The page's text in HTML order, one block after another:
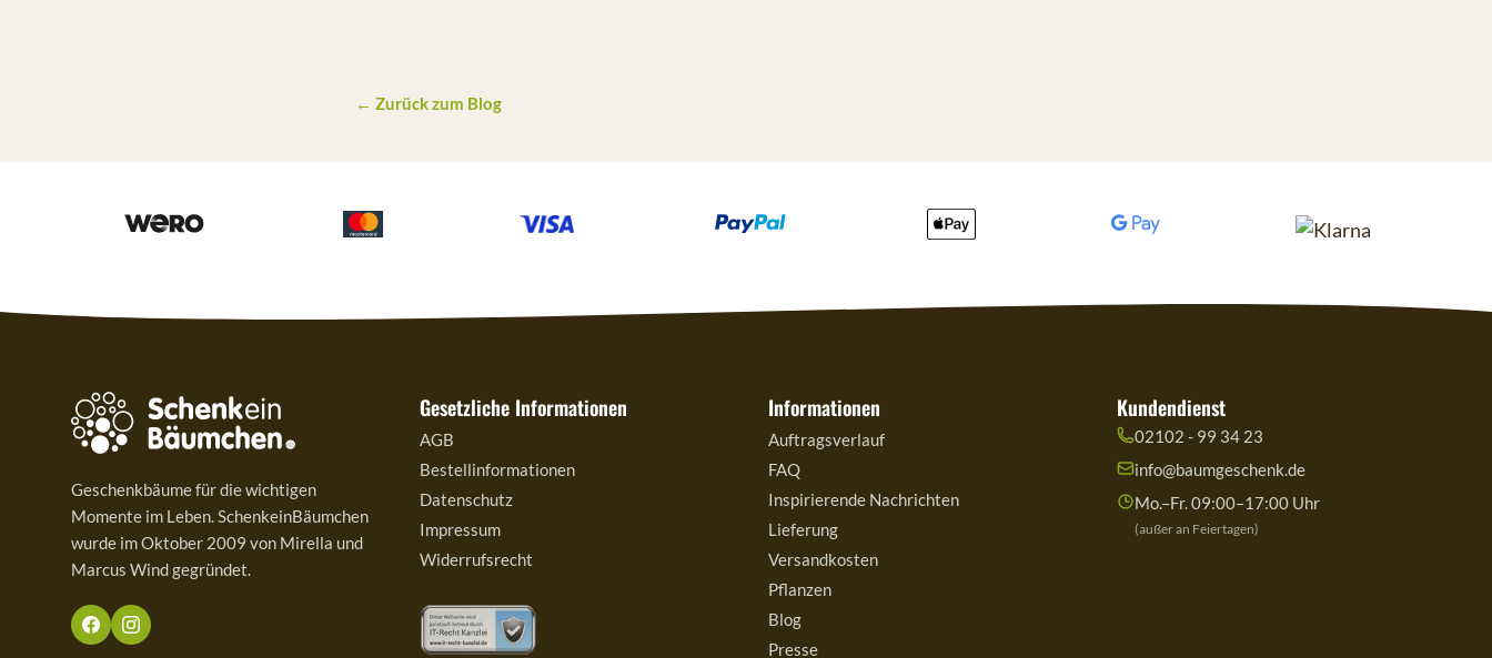
← Zurück zum Blog
Geschenkbäume für die wichtigen
Momente im Leben. SchenkeinBäumchen
wurde im Oktober 2009 von Mirella und
Marcus Wind gegründet.
Gesetzliche Informationen
AGB
Bestellinformationen
Datenschutz
Impressum
Widerrufsrecht
Informationen
Auftragsverlauf
FAQ
Inspirierende Nachrichten
Lieferung
Versandkosten
Pflanzen
Blog
Presse
Kundendienst
02102 - 99 34 23
info@baumgeschenk.de
Mo.–Fr. 09:00–17:00 Uhr
(außer an Feiertagen)